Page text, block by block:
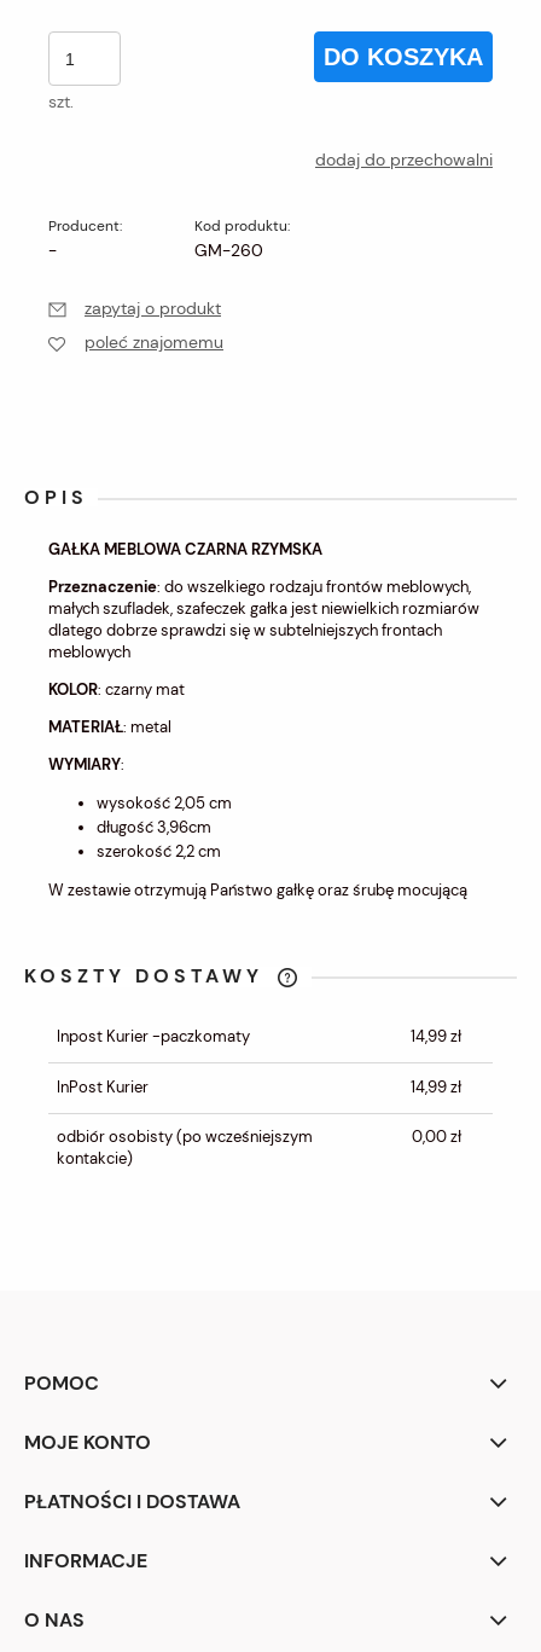
szt.
DO KOSZYKA
dodaj do przechowalni
Producent:
-
Kod produktu:
GM-260
zapytaj o produkt
poleć znajomemu
OPIS
GAŁKA MEBLOWA CZARNA RZYMSKA
Przeznaczenie: do wszelkiego rodzaju frontów meblowych,
małych szufladek, szafeczek gałka jest niewielkich rozmiarów
dlatego dobrze sprawdzi się w subtelniejszych frontach
meblowych
KOLOR: czarny mat
MATERIAŁ: metal
WYMIARY:
wysokość 2,05 cm
długość 3,96cm
szerokość 2,2 cm
W zestawie otrzymują Państwo gałkę oraz śrubę mocującą
KOSZTY DOSTAWY
KOSZTÓW PŁATNOŚCI
Inpost Kurier -paczkomaty 14,99 zł
InPost Kurier 14,99 zł
odbiór osobisty(po wcześniejszym
kontakcie)
0,00 zł
POMOC
MOJE KONTO
PŁATNOŚCI I DOSTAWA
INFORMACJE
O NAS